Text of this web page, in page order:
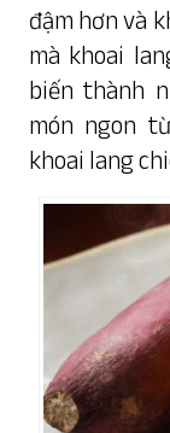
đậm hơn và
mà khoai
biến thành
món ngon
khoai lang